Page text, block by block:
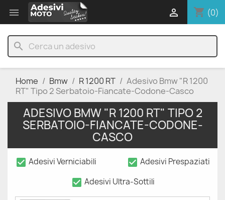
 shopping_cart (0)

search
Home Bmw R 1200 RT
Adesivo Bmw "R 1200
RT" Tipo 2 Serbatoio-Fiancate-Codone-Casco
ADESIVO BMW "R 1200 RT" TIPO 2
SERBATOIO-FIANCATE-CODONE-
CASCO
check_box Adesivi Verniciabili check_box Adesivi Prespaziati
check_box Adesivi Ultra-Sottili